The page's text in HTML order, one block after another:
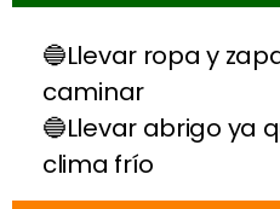
Llevar ropa y
caminar
Llevar abrigo ya
clima frío